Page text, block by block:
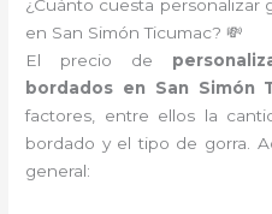
¿Cuánto cuesta personalizar
en San Simón Ticumac? 💸
El precio de
bordados en San Simón
factores, entre ellos la
bordado y el tipo de gorra.
general: